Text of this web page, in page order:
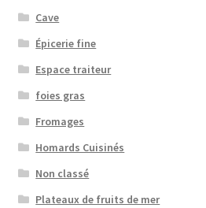
Cave
Épicerie fine
Espace traiteur
foies gras
Fromages
Homards Cuisinés
Non classé
Plateaux de fruits de mer